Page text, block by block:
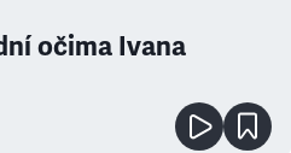
očima Ivana